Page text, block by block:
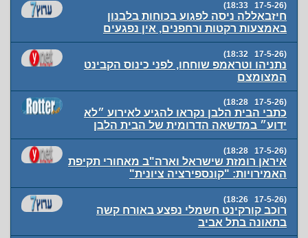
(17-5-26 18:33)
חיזבאללה ניסה לפגוע בכוחות בלבנון
באמצעות רקטות ורחפנים, אין נפגעים
(17-5-26 18:32)
נתניהו וטראמפ שוחחו, לפני כינוס הקבינט
המצומצם
(17-5-26 18:28)
כתבי הבית הלבן נקראו להגיע לאירוע ״לא
ידוע״ במדשאה הדרומית של הבית הלבן
(17-5-26 18:28)
איראן רומזת שישראל וארה"ב מאחורי תקיפת
האמירויות: "קונספירציה ציונית"
(17-5-26 18:26)
רוכב קורקינט חשמלי נפצע באורח קשה
בתאונה בתל אביב